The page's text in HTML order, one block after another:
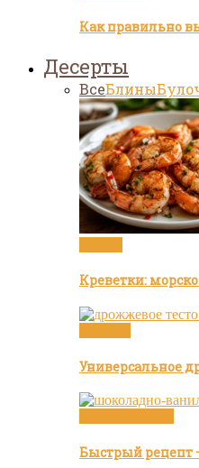
Как правильно
Десерты
ВсеБлины
Креветки:
Универсальное
Быстрый рецепт